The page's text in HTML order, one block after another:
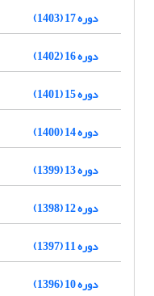
دوره 17 (1403)
دوره 16 (1402)
دوره 15 (1401)
دوره 14 (1400)
دوره 13 (1399)
دوره 12 (1398)
دوره 11 (1397)
دوره 10 (1396)